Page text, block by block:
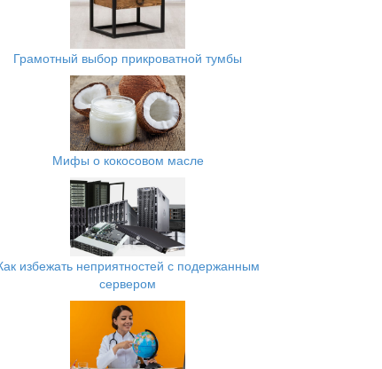
Грамотный выбор прикроватной тумбы
Мифы о кокосовом масле
избежать неприятностей с подержанным
сервером